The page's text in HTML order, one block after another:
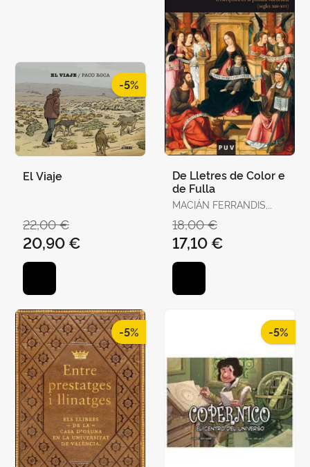
-5%
El Viaje
22,00 €
20,90 €
De Lletres de Color e
de Fulla
MACIÁN FERRANDIS,
18,00 €
17,10 €
-5% -5%